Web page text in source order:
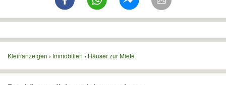
Kleinanzeigen Immobilien Häuser zur Miete